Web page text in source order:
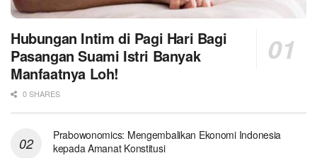
Hubungan Intim di Pagi Hari Bagi
Pasangan Suami Istri Banyak
Manfaatnya Loh!
0 SHARES
Prabowonomics: Mengembalikan Ekonomi Indonesia
kepada Amanat Konstitusi